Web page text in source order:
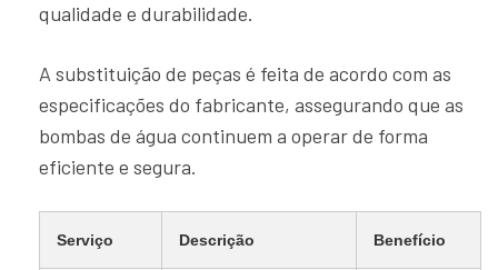
qualidade e durabilidade.
A substituição de peças é feita de acordo com as
especificações do fabricante, assegurando que as
bombas de água continuem a operar de forma
eficiente e segura.
Serviço Descrição Benefício